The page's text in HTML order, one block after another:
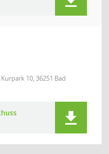
10, 36251 Bad